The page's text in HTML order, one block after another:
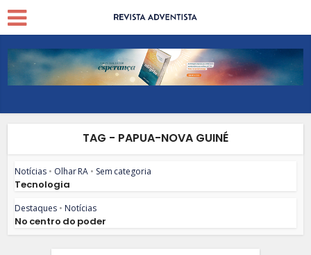
TAG - PAPUA-NOVA GUINÉ
Notícias • Olhar RA • Sem categoria
Tecnologia
Destaques • Notícias
No centro do poder